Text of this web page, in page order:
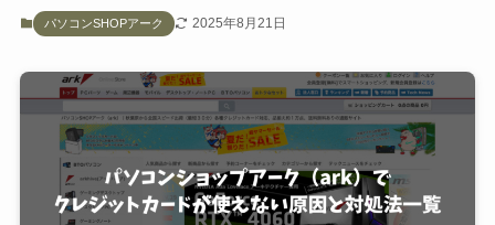
パソコンSHOPアーク 2025年8月21日